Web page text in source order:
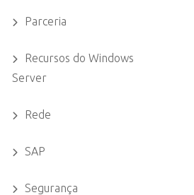
Parceria
Recursos do Windows
Server
Rede
SAP
Segurança